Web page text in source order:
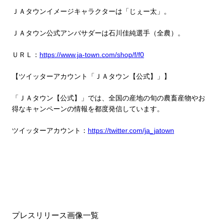
ＪＡタウンイメージキャラクターは「じぇー太」。
ＪＡタウン公式アンバサダーは石川佳純選手（全農）。
ＵＲＬ： https://www.ja-town.com/shop/f/f0
【ツイッターアカウント「ＪＡタウン【公式】」】
「ＪＡタウン【公式】」では、全国の産地の旬の農畜産物やお
得なキャンペーンの情報を都度発信しています。
ツイッターアカウント： https://twitter.com/ja_jatown
プレスリリース画像一覧